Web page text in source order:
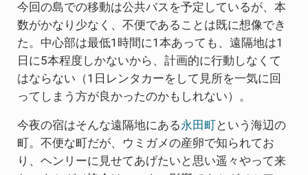
今回の島での移動は公共バスを予定しているが、本
数がかなり少なく、不便であることは既に想像でき
た。中心部は最低1時間に1本あっても、遠隔地は1
日に5本程度しかないから、計画的に行動しなくて
はならない（1日レンタカーをして見所を一気に回
ってしまう方が良かったのかもしれない）。
今夜の宿はそんな遠隔地にある永田町
という海辺の
町。不便な町だが、ウミガメの産卵で知られてお
り、ヘンリーに見せてあげたいと思い遥々やって来